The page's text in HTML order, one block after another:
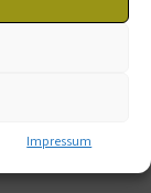
Impressum